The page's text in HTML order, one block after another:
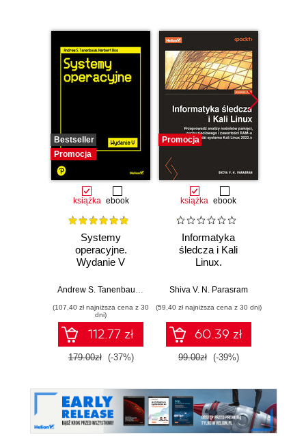
Bestseller
Promocja
książka ebook
Systemy
operacyjne.
Wydanie V
Herbert Bos
(107,40 zł najniższa cena z 30
dni)
112.77 zł
179.00zł (-37%)
Promocja
książka ebook
Informatyka
śledcza i Kali
Linux.
analizy nośników
sieciowego i
zawartości RAM-u
za pomocą
narzędzi systemu
Kali Linux 2022.x.
Shiva V. N. Parasram
(59,40 zł najniższa cena z 30 dni)
60.39 zł
99.00zł (-39%)